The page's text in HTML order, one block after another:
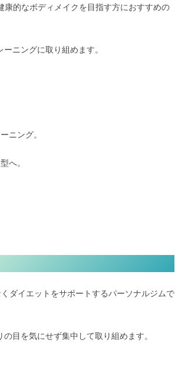
的なボディメイクを目指す方におすすめの
ニングに取り組めます。
ニング。
へ。
ダイエットをサポートするパーソナルジムで
目を気にせず集中して取り組めます。